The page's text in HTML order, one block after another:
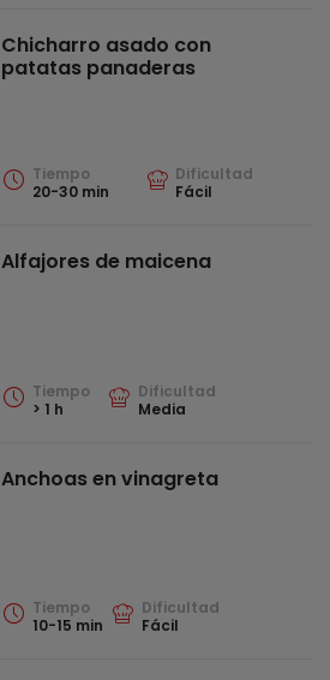
Chicharro asado con
patatas panaderas
Tiempo
20-30 min
Dificultad
Fácil
Alfajores de maicena
Tiempo
> 1 h
Dificultad
Media
Anchoas en vinagreta
Tiempo
10-15 min
Dificultad
Fácil